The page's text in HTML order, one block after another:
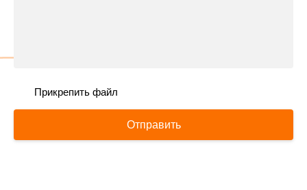
Прикрепить файл
Отправить